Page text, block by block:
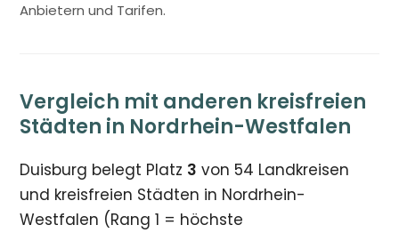
Anbietern und Tarifen.
Vergleich mit anderen kreisfreien
Städten in Nordrhein-Westfalen
Duisburg belegt Platz 3 von 54 Landkreisen
und kreisfreien Städten in Nordrhein-
Westfalen (Rang 1 = höchste